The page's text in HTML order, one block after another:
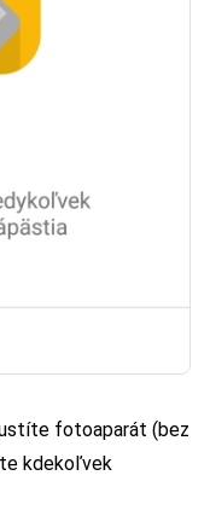
fotoaparát (bez
kdekoľvek